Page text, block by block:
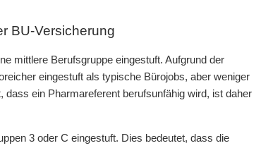
BU-Versicherung
mittlere Berufsgruppe eingestuft. Aufgrund der
eingestuft als typische Bürojobs, aber weniger
ein Pharmareferent berufsunfähig wird, ist daher
3 oder C eingestuft. Dies bedeutet, dass die